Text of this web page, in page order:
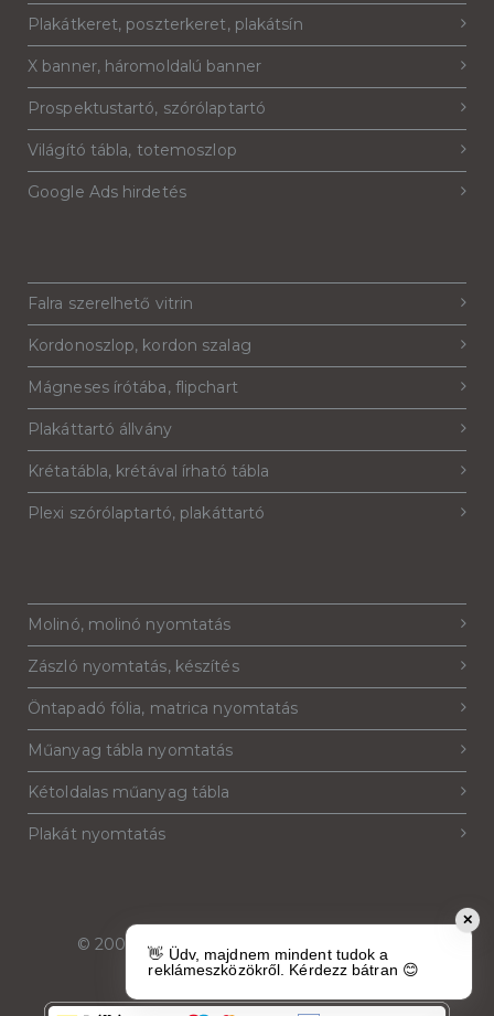
Plakátkeret, poszterkeret, plakátsín
X banner, háromoldalú banner
Prospektustartó, szórólaptartó
Világító tábla, totemoszlop
Google Ads hirdetés
Falra szerelhető vitrin
Kordonoszlop, kordon szalag
Mágneses írótába, flipchart
Plakáttartó állvány
Krétatábla, krétával írható tábla
Plexi szórólaptartó, plakáttartó
Molinó, molinó nyomtatás
Zászló nyomtatás, készítés
Öntapadó fólia, matrica nyomtatás
Műanyag tábla nyomtatás
Kétoldalas műanyag tábla
Plakát nyomtatás
© 2007-2026 Reklámeszköz.hu
. Minden jog
fenntartva.
✕
👋 Üdv, majdnem mindent tudok a
reklámeszközökről. Kérdezz bátran 😊